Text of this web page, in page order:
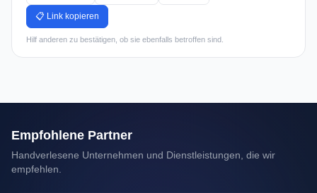
📋 Link kopieren
Hilf anderen zu bestätigen, ob sie ebenfalls betroffen sind.
Empfohlene Partner
Handverlesene Unternehmen und Dienstleistungen, die wir
empfehlen.